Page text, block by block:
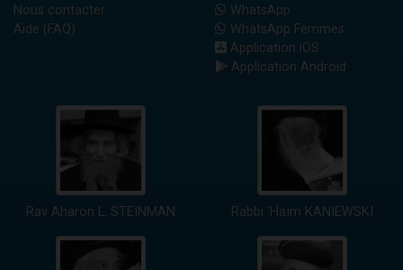
Nous contacter
Aide (FAQ)
WhatsApp
WhatsApp Femmes
Application iOS
Application Android
Rav Aharon L. STEINMAN Rabbi 'Haïm KANIEWSKI